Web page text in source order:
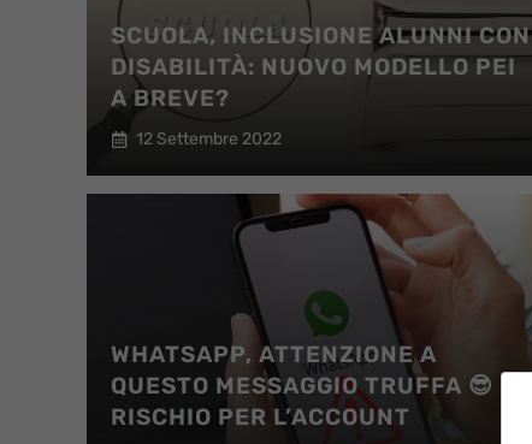
SCUOLA, INCLUSIONE ALUNNI CON
DISABILITÀ: NUOVO MODELLO PEI
A BREVE?
12 Settembre 2022
WHATSAPP, ATTENZIONE A
QUESTO MESSAGGIO TRUFFA 😎
RISCHIO PER L’ACCOUNT